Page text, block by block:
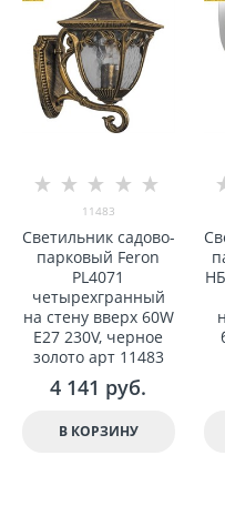
11483
Светильник садово-
парковый Feron
PL4071
четыреxгранный
на стену вверx 60W
E27 230V, черное
золото арт 11483
4 141 руб.
В КОРЗИНУ